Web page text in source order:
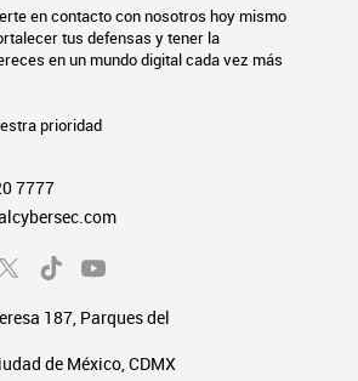
en contacto con nosotros hoy mismo
tus defensas y tener la
en un mundo digital cada vez más
prioridad
7777
187, Parques del
de México, CDMX